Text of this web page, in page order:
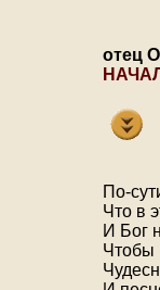
отец
По-
Что в
И Бог
Чтобы